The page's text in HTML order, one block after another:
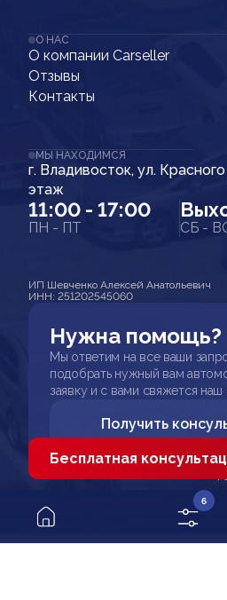
О НАС
О компании Carseller
Отзывы
Контакты
МЫ НАХОДИМСЯ
г. Владивосток, ул.
этаж
11:00 - 17:00
ПН - ПТ СБ -
ИП Шевченко Алексей Анатольевич
ИНН: 251202545060
Нужна помощь?
Мы ответим на все ваши
подобрать нужный вам
заявку и с вами свяжется
Получить
6
Бесплатная